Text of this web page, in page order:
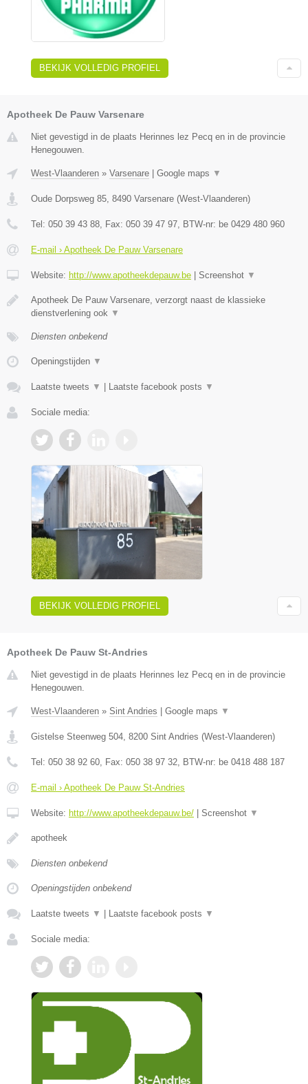
BEKIJK VOLLEDIG PROFIEL
Apotheek De Pauw Varsenare
Niet gevestigd in de plaats Herinnes lez Pecq en in de provincie
Henegouwen.
West-Vlaanderen » Varsenare Google maps ▼
Oude Dorpsweg 85 8490 Varsenare (West-Vlaanderen)
Tel: 050 39 43 88 , Fax: 050 39 47 97 , BTW-nr: be 0429 480 960
E-mail › Apotheek De Pauw Varsenare
Website: http://www.apotheekdepauw.be Screenshot ▼
Apotheek De Pauw Varsenare, verzorgt naast de klassieke
dienstverlening ook ▼
Diensten onbekend
Openingstijden ▼
Laatste tweets ▼ Laatste facebook posts ▼
Sociale media:
BEKIJK VOLLEDIG PROFIEL
Apotheek De Pauw St-Andries
Niet gevestigd in de plaats Herinnes lez Pecq en in de provincie
Henegouwen.
West-Vlaanderen » Sint Andries | Google maps ▼
Gistelse Steenweg 504 8200 Sint Andries (West-Vlaanderen)
Tel: 050 38 92 60 , Fax: 050 38 97 32 , BTW-nr: be 0418 488 187
E-mail › Apotheek De Pauw St-Andries
Website: http://www.apotheekdepauw.be/ | Screenshot ▼
apotheek
Diensten onbekend
Openingstijden onbekend
Laatste tweets ▼ | Laatste facebook posts ▼
Sociale media: